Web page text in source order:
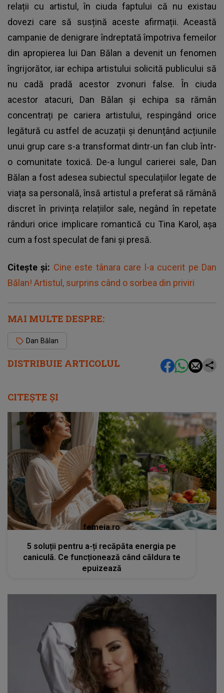
DISTRIBUIE ARTICOLUL
relații cu artistul, în ciuda faptului că nu existau
dovezi care să susțină aceste afirmații. Această
campanie de denigrare îndreptată împotriva femeilor
din apropierea lui Dan Bălan a devenit un fenomen
îngrijorător, iar echipa artistului solicită publicului să
nu cadă pradă acestor zvonuri false. În ciuda
acestor atacuri, Dan Bălan și echipa sa rămân
concentrați pe cariera artistului, respingând orice
legătură cu astfel de acuzații și denunțând acțiunile
unui grup care s-a transformat dintr-un fan club într-
o comunitate toxică. De-a lungul carierei sale, Dan
Bălan a fost adesea subiectul speculațiilor legate de
viața sa personală, însă artistul a preferat să rămână
discret în privința relațiilor sale, negând în repetate
rânduri orice implicare romantică cu Tina Karol, așa
cum a fost speculat de fani și presă.
Citește și: Cine este tânara care l-a cucerit pe Dan
Bălan! Artistul, surprins când o sorbea din priviri
MAI MULTE DESPRE:
Dan Bălan
CITEȘTE ȘI
femeia.ro
5 soluții pentru a-ți recăpăta energia pe
caniculă. Ce funcționează când căldura te
epuizează